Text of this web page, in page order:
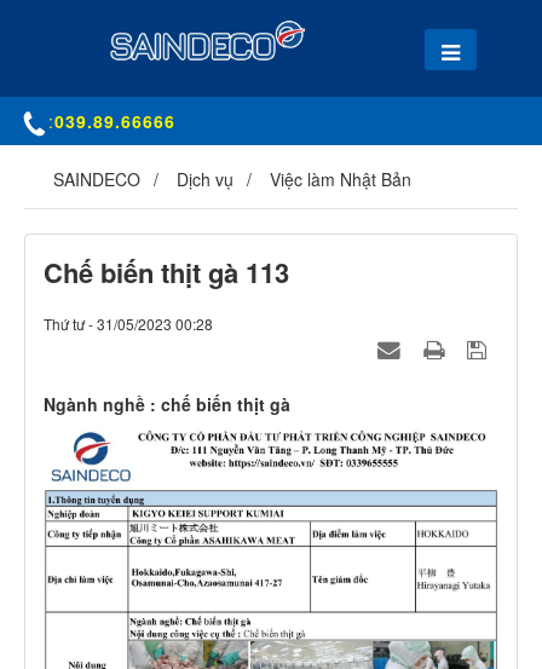
:039.89.66666
SAINDECO Dịch vụ Việc làm Nhật Bản
Chế biến thịt gà 113
Thứ tư - 31/05/2023 00:28
Ngành nghề : chế biến thịt gà